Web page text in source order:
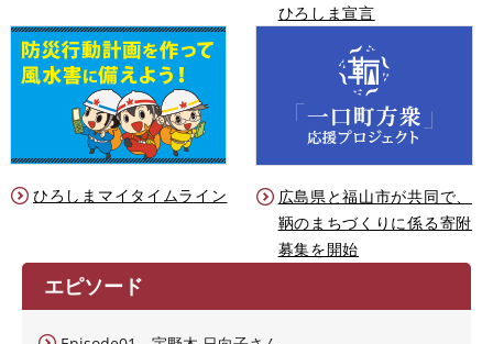
ひろしま宣言
ひろしまマイタイムライン
広島県と福山市が共同で、
鞆のまちづくりに係る寄附
募集を開始
エピソード